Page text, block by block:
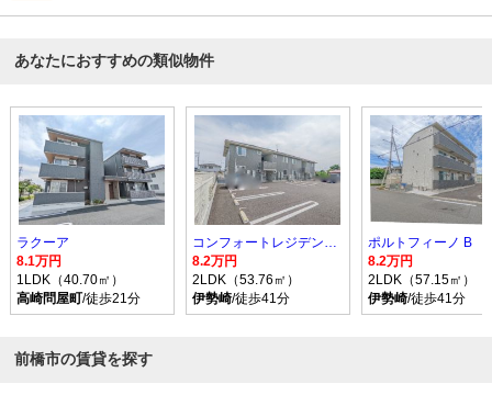
あなたにおすすめの類似物件
ラクーア
8.1万円
1LDK（40.70㎡）
高崎問屋町/徒歩21分
8.2万円
2LDK（53.76㎡）
伊勢崎/徒歩41分
ポルトフィーノ B
8.2万円
2LDK（57.15㎡）
伊勢崎/徒歩41分
前橋市の賃貸を探す